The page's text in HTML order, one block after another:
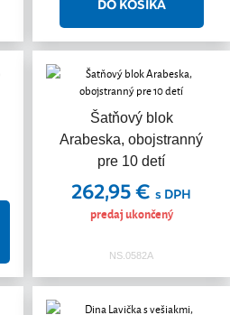
Šatňový blok
Arabeska, obojstranný
pre 10 detí
262,95 € s DPH
predaj ukončený
NS.0582A